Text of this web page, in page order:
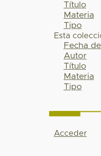
Título
Materia
Tipo
Esta
Fecha
Autor
Título
Materia
Tipo
Acceder